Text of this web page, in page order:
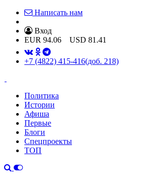
Написать нам
Вход
EUR 94.06 USD 81.41
+7 (4822) 415-416(доб. 218)
Политика
Истории
Афиша
Первые
Блоги
Спецпроекты
ТОП